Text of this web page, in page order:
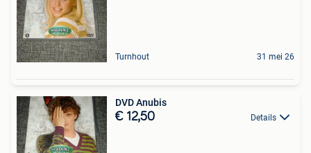
Turnhout 31 mei 26
DVD Anubis
€ 12,50 Details